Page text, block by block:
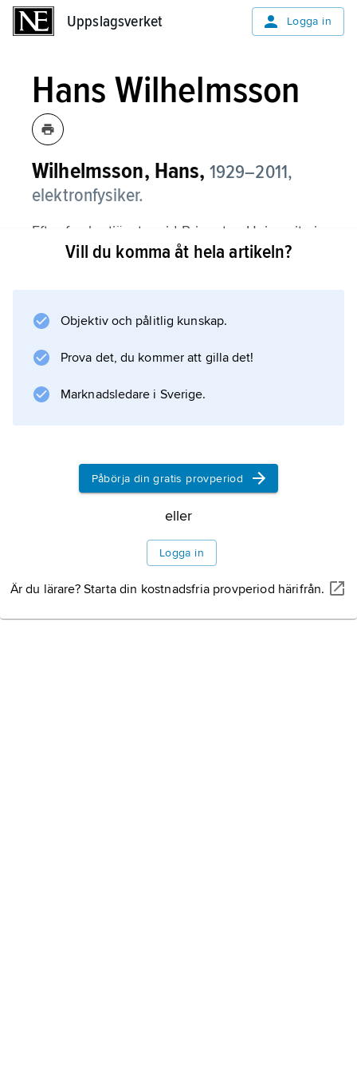
Uppslagsverket Logga in
Hans Wilhelmsson
Wilhelmsson, Hans, 1929–2011,
elektronfysiker.
Efter forskartjänster vid Princeton University i
USA, vid Försvarets forskningsanstalt samt
fältteori vid Chalmers tekniska högskola 1971–
teoretisk plasmafysik, radioastronomi och
Information om artikeln
Vill du komma åt hela artikeln?
Objektiv och pålitlig kunskap.
Prova det, du kommer att gilla det!
Marknadsledare i Sverige.
Påbörja din gratis provperiod
eller
Logga in
Är du lärare? Starta din kostnadsfria provperiod härifrån.